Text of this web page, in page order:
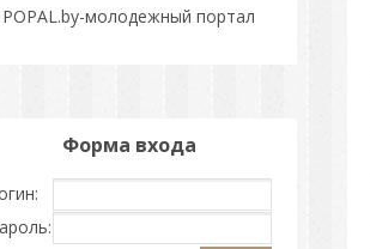
POPAL.by-молодежный портал
Форма входа